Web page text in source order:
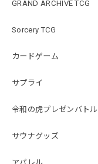
GRAND ARCHIVE TCG
Sorcery TCG
カードゲーム
サプライ
令和の虎プレゼンバトル
サウナグッズ